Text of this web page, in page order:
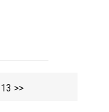
13 >>